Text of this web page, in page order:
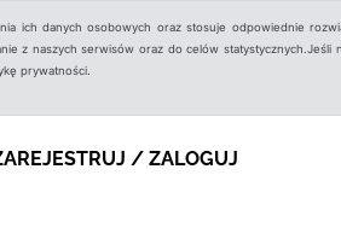
ich danych osobowych oraz stosuje odpowiednie
z naszych serwisów oraz do celów statystycznych.Jeśli
prywatności.
/ ZALOGUJ